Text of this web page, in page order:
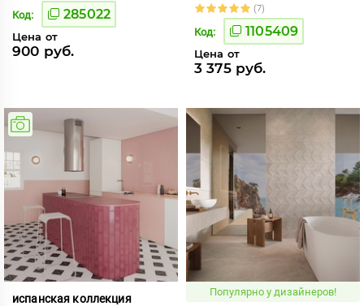
Код: 285022
Цена от
900 руб.
(7)
Код: 1105409
Цена от
3 375 руб.
испанская коллекция
Популярно у дизайнеров!